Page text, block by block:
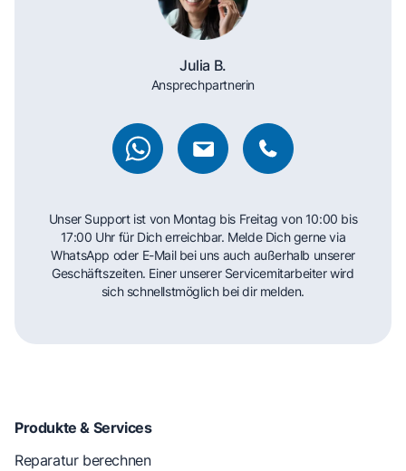
Julia B.
Ansprechpartnerin
Unser Support ist von Montag bis Freitag von 10:00 bis
17:00 Uhr für Dich erreichbar. Melde Dich gerne via
WhatsApp oder E-Mail bei uns auch außerhalb unserer
Geschäftszeiten. Einer unserer Servicemitarbeiter wird
sich schnellstmöglich bei dir melden.
Produkte & Services
Reparatur berechnen